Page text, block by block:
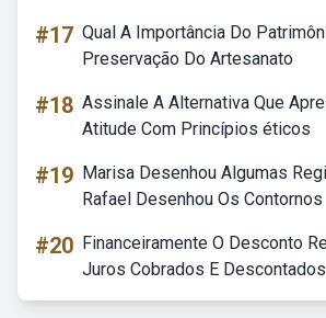
#17 Qual A Importância Do
Preservação Do Artesanato
#18 Assinale A Alternativa Que
Atitude Com Princípios éticos
#19 Marisa Desenhou Algumas
Rafael Desenhou Os Contornos
#20 Financeiramente O Desconto
Juros Cobrados E Descontados